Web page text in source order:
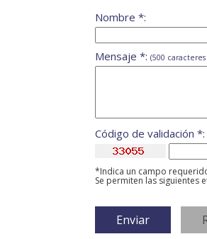
Nombre *:
Mensaje *: (500
Código de validación *:
*Indica un campo
Se permiten las siguientes